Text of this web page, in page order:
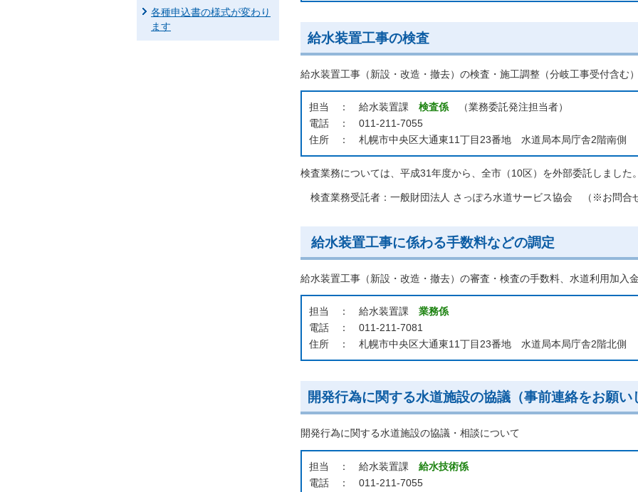
給水装置工事の検査
給水装置工事（新設・改造・撤去）の検査・施工調整（分岐工事受付含む
担当 ： 給水装置課 検査係
（業務委託発注担当者）
電話 ： 011-211-7055
住所 ： 札幌市中央区大通東11丁目23番地 水道局本局庁舎2階南側
検査業務については、平成31年度から、全市（10区）を外部委託しました。
検査業務受託者：一般財団法人 さっぽろ水道サービス協会 （※お問合
給水装置工事に係わる手数料などの調定
給水装置工事（新設・改造・撤去）の審査・検査の手数料、水道利用加入
担当 ： 給水装置課 業務係
電話 ： 011-211-7081
住所 ： 札幌市中央区大通東11丁目23番地 水道局本局庁舎2階北側
開発行為に関する水道施設の協議（事前連絡をお願い
開発行為に関する水道施設の協議・相談について
担当 ： 給水装置課
給水技術係
電話 ： 011-211-7055
各種申込書の様式が変わり
ます